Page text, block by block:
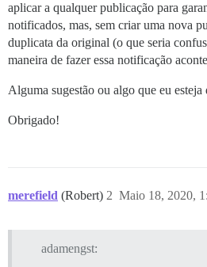
aplicar a qualquer publicação para
notificados, mas, sem criar uma nova
duplicata da original (o que seria
maneira de fazer essa notificação
Alguma sugestão ou algo que eu esteja
Obrigado!
merefield (Robert) Maio 18, 2020,
2
adamengst: